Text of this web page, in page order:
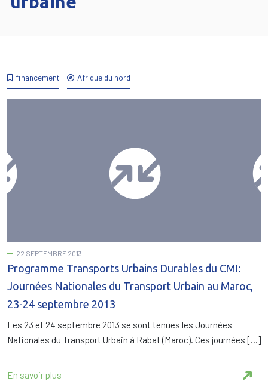
financement Afrique du nord
22 SEPTEMBRE 2013
Programme Transports Urbains Durables du CMI:
Journées Nationales du Transport Urbain au Maroc,
23-24 septembre 2013
Les 23 et 24 septembre 2013 se sont tenues les Journées
Nationales du Transport Urbain à Rabat (Maroc). Ces journées […]
En savoir plus